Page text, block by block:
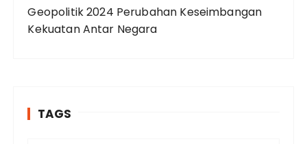
Geopolitik 2024 Perubahan Keseimbangan
Kekuatan Antar Negara
TAGS